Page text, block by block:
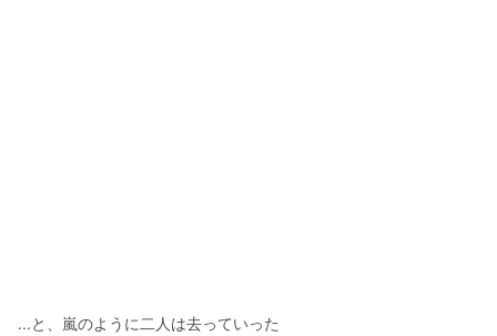
...と、嵐のように二人は去っていった